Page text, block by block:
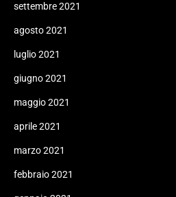
settembre 2021
agosto 2021
luglio 2021
giugno 2021
maggio 2021
aprile 2021
marzo 2021
febbraio 2021